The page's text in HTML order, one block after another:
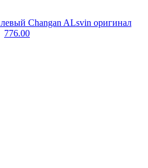
Changan ALsvin оригинал
776.00